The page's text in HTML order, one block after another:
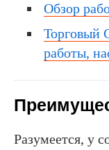
Обзор
Торговый
работы,
Разумеется, у